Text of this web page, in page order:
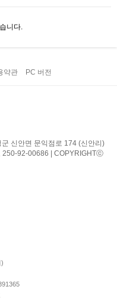
니다.
약관 PC 버전
신안면 문익점로 174 (신안리)
250-92-00686 | COPYRIGHTⓒ